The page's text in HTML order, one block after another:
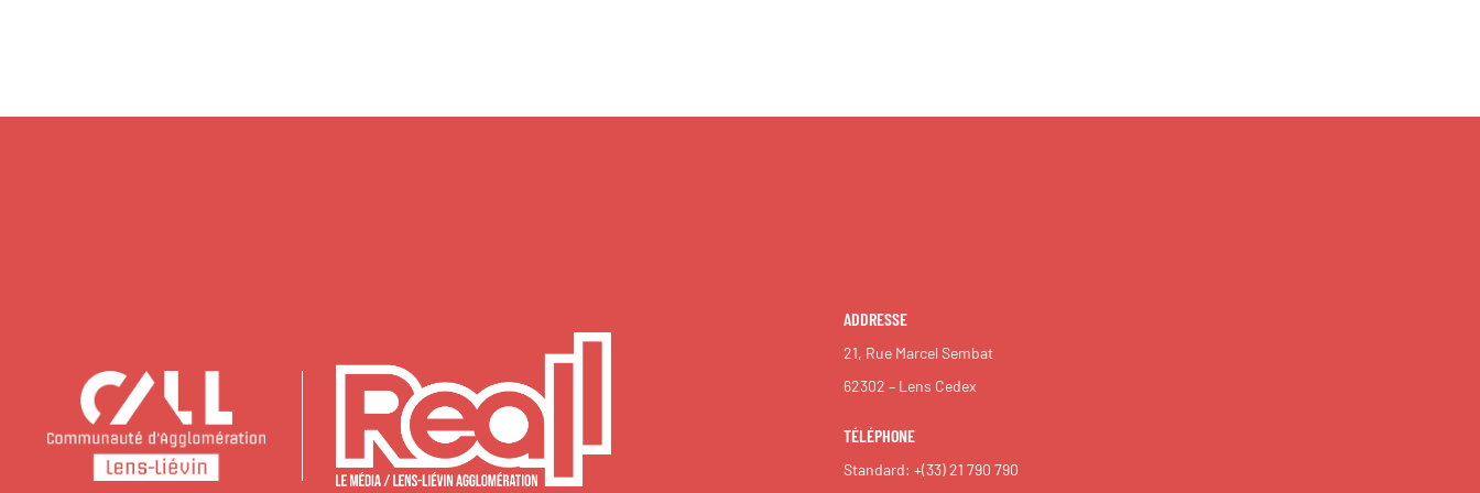
ADDRESSE
21, Rue Marcel Sembat
62302 – Lens Cedex
TÉLÉPHONE
Standard:+(33) 21 790 790